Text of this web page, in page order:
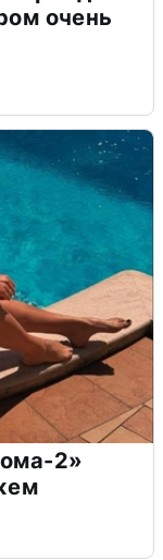
очень
2»